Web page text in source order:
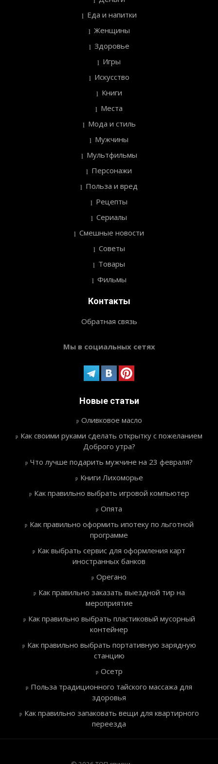
Еда и напитки
Женщины
Здоровье
Игры
Искусство
Книги
Места
Мода и стиль
Мужчины
Мультфильмы
Персонажи
Польза и вред
Рецепты
Сериалы
Смешные новости
Советы
Товары
Фильмы
Контакты
Обратная связь
Мы в социальных сетях
Новые статьи
Оливковое масло
Как своими руками сделать открытку с пожеланием
Доброго утра?
Что лучше подарить мужчине на 23 февраля?
Книги Лихоморье
Как правильно выбрать игровой компьютер
Опята
Как правильно оформить ипотеку по льготной
программе
Как выбрать сервис для оформления карт
иностранных банков
Орегано
Как правильно заказать выездной тир на
мероприятие
Как правильно выбрать пластиковый мусорный
контейнер
Как правильно выбрать портативную зарядную
станцию
Осетр
Польза традиционного тайского массажа для
здоровья
Как правильно запаковать вещи для квартирного
переезда